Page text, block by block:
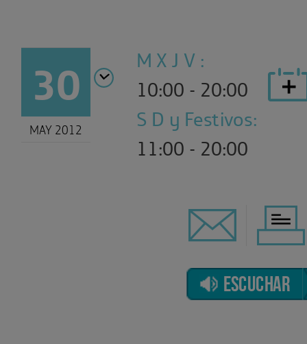
30
MAY 2012
M X J V :
10:00 - 20:00
S D y Festivos:
11:00 - 20:00
ESCUCHAR